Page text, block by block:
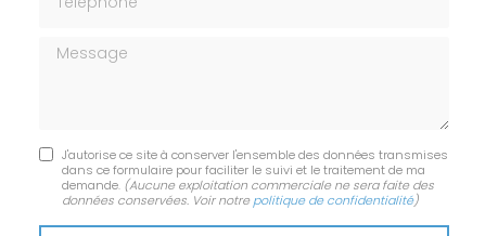
Message
J'autorise ce site à conserver l'ensemble des données transmises
dans ce formulaire pour faciliter le suivi et le traitement de ma
demande. (Aucune exploitation commerciale ne sera faite des
données conservées. Voir notre politique de confidentialité)